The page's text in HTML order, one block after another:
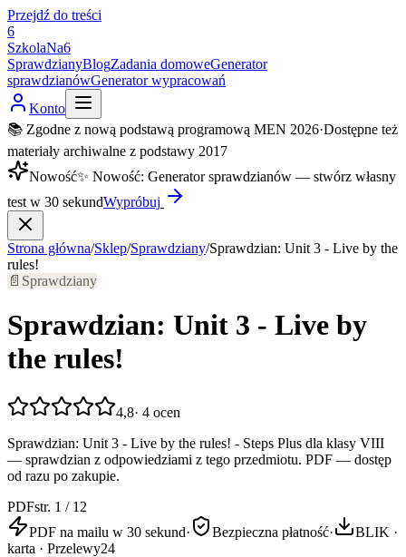
Przejdź do treści
6
SzkolaNa6
SprawdzianyBlogZadania domoweGenerator
sprawdzianówGenerator wypracowań
Konto
📚 Zgodne z nową podstawą programową MEN 2026·Dostępne też
materiały archiwalne z podstawy 2017
Nowość✨ Nowość: Generator sprawdzianów — stwórz własny
test w 30 sekundWypróbuj
Strona główna/Sklep/Sprawdziany/Sprawdzian: Unit 3 - Live by the
rules!
📄 Sprawdziany
Sprawdzian: Unit 3 - Live by
the rules!
4,8· 4 ocen
Sprawdzian: Unit 3 - Live by the rules! - Steps Plus dla klasy VIII
— sprawdzian z odpowiedziami z tego przedmiotu. PDF — dostęp
od razu po zakupie.
PDFstr. 1 / 12
PDF na mailu w 30 sekund· Bezpieczna płatność·
BLIK ·
karta · Przelewy24